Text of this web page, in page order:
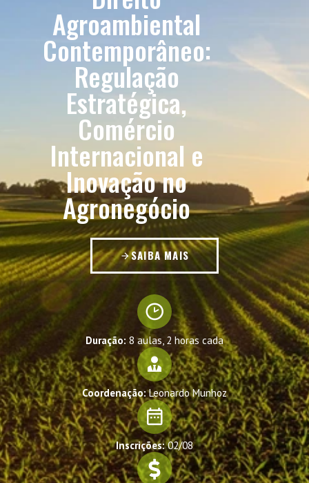
Agroambiental
Contemporâneo:
Regulação
Estratégica,
Comércio
Internacional e
Inovação no
Agronegócio
SAIBA MAIS
Duração: 8 aulas, 2 horas cada
Coordenação:Leonardo Munhoz
Inscrições:02/08